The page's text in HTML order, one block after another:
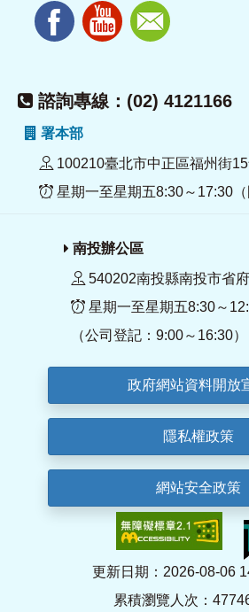
諮詢專線：(02) 4121166
署本部
100210臺北市中正區福州街
星期一至星期五8:30～17:30（
南投辦公區
540202南投縣南投市省
星期一至星期五8:30～
（公司登記：9:00～16:30
政府網站資料開放
隱私權政策
網站安全政策
更新日期：2026-08-06
累積瀏覽人次：